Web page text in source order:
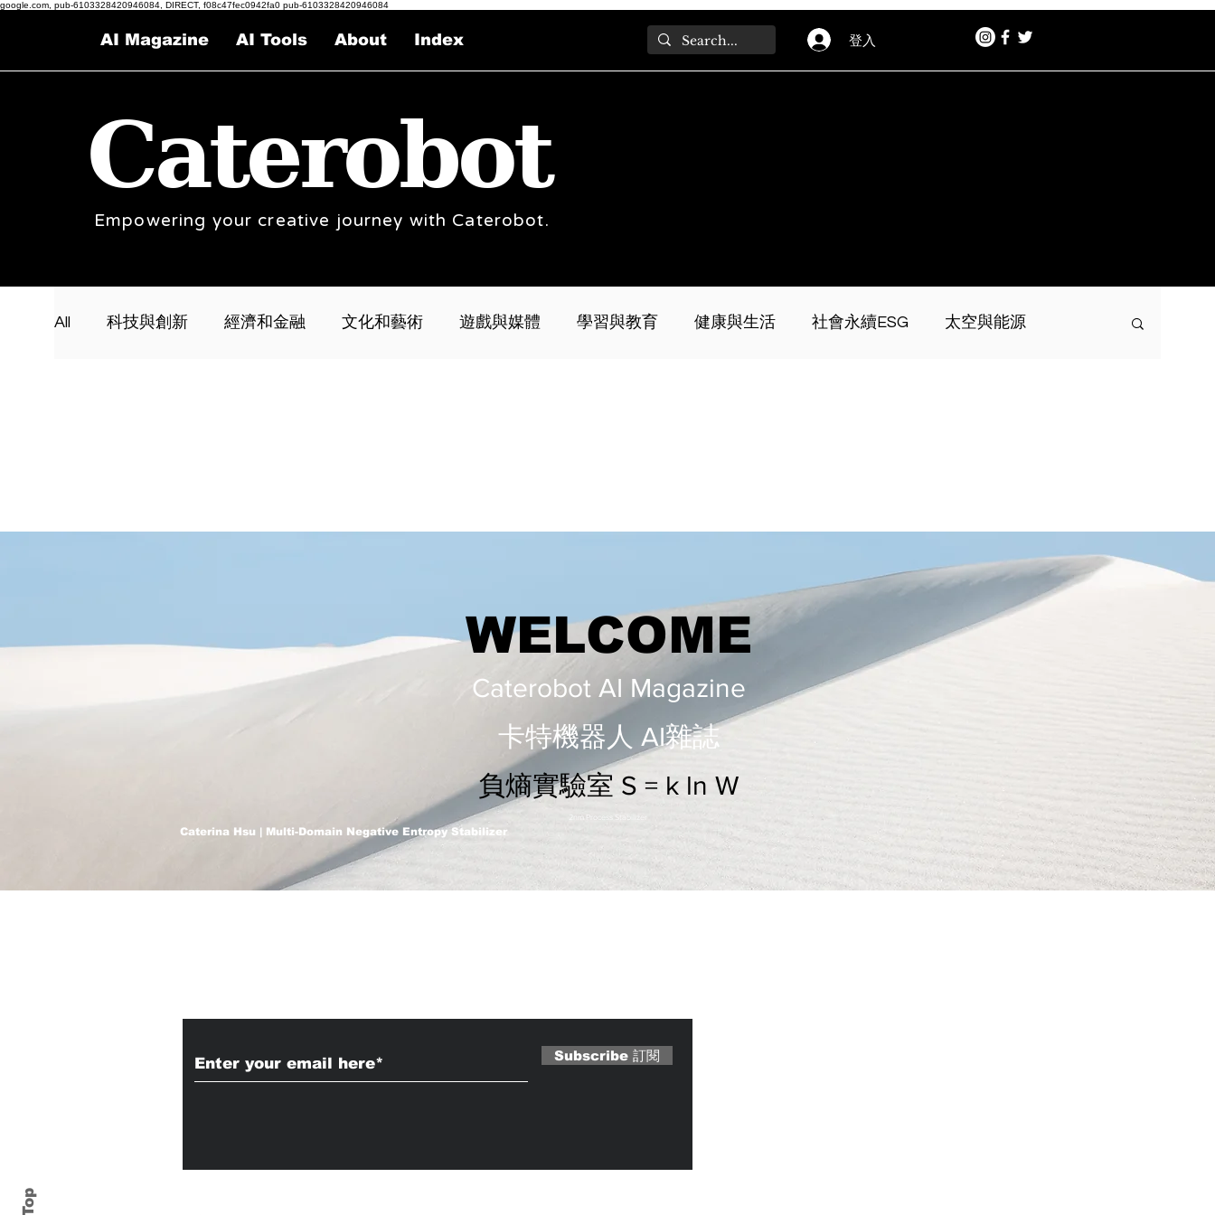
google.com, pub-6103328420946084, DIRECT, f08c47fec0942fa0 pub-6103328420946084
AI Magazine AI Tools About Index 登入
Caterobot
Empowering your creative journey with Caterobot.
All 科技與創新 經濟和金融 文化和藝術 遊戲與媒體 學習與教育 健康與生活 社會永續ESG 太空與能源
WELCOME
Caterobot AI Magazine
​​卡特機器人 AI雜誌
負熵實驗室 S = k ln W
2nm Process Stabilizer
Caterina Hsu | Multi-Domain Negative Entropy Stabilizer
Subscribe 訂閱